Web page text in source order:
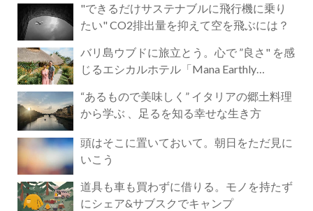
"できるだけサステナブルに飛行機に乗り
たい" CO2排出量を抑えて空を飛ぶには？
バリ島ウブドに旅立とう。心で ”良さ" を感
じるエシカルホテル「Mana Earthly
“あるもので美味しく” イタリアの郷土料理
から学ぶ 、足るを知る幸せな生き方
頭はそこに置いておいて。朝日をただ見に
いこう
道具も車も買わずに借りる。モノを持たず
にシェア&サブスクでキャンプ